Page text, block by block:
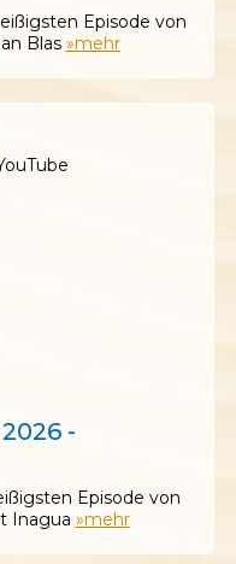
Episode von
Blas »mehr
-
Episode von
Inagua »mehr